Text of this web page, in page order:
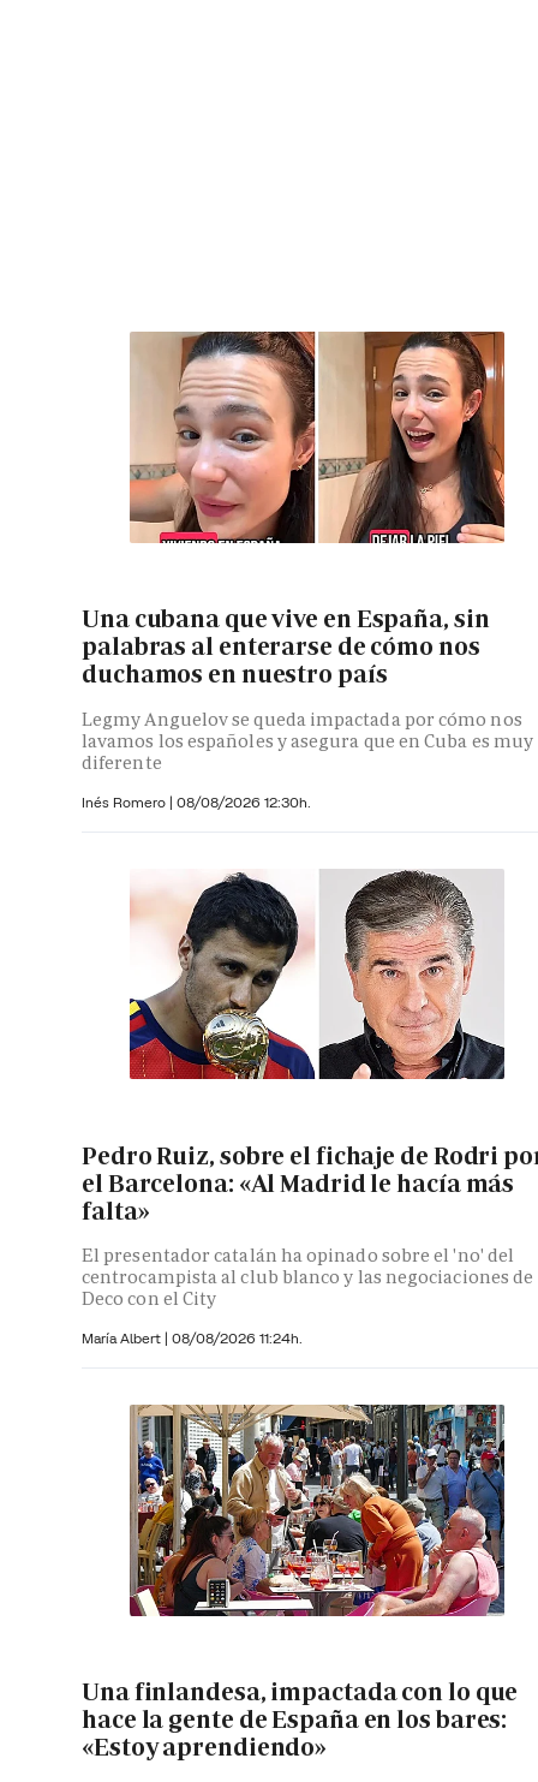
Una cubana que vive en España, sin
palabras al enterarse de cómo nos
duchamos en nuestro país
Legmy Anguelov se queda impactada por cómo nos
lavamos los españoles y asegura que en Cuba es muy
diferente
Inés Romero | 08/08/2026 12:30h.
Pedro Ruiz, sobre el fichaje de Rodri
el Barcelona: «Al Madrid le hacía más
falta»
El presentador catalán ha opinado sobre el 'no' del
centrocampista al club blanco y las negociaciones de
Deco con el City
María Albert | 08/08/2026 11:24h.
Una finlandesa, impactada con lo que
hace la gente de España en los bares:
«Estoy aprendiendo»